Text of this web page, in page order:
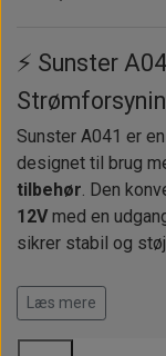
⚡ Sunster
Sunster A041 er en
designet til brug
tilbehør. Den
12Vmed en
sikrer stabil og
Denne adapter er
værkstedet
eller køre dit
Læs mere